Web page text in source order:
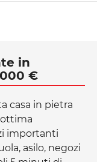
in
€
casa in pietra
importanti
asilo, negozi